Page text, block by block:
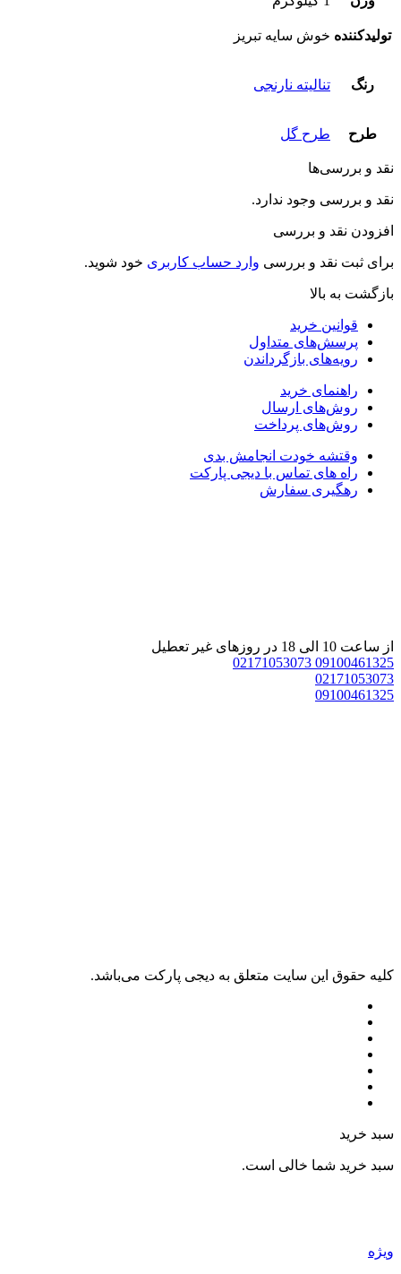
تولیدکننده خوش سایه تبریز
رنگ تنالیته نارنجی
طرح طرح گل
نقد و بررسی‌ها
نقد و بررسی وجود ندارد.
افزودن نقد و بررسی
برای ثبت نقد و بررسی وارد حساب کاربری خود شوید.
بازگشت به بالا
قوانین خرید
پرسش‌های متداول
رویه‌های بازگرداندن
راهنمای خرید
روش‌های ارسال
روش‌های پرداخت
وقتشه خودت انجامش بدی
راه های تماس با دیجی پارکت
رهگیری سفارش
از ساعت 10 الی 18 در روزهای غیر تعطیل
09100461325
02171053073
02171053073
09100461325
کليه حقوق اين سايت متعلق به دیجی پارکت می‌باشد.
سبد خرید
سبد خرید شما خالی است.
ویژه